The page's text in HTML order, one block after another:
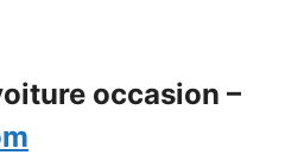
occasion –